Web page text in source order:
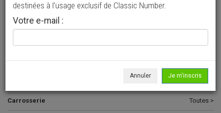
Ajouter une annonce
> Rechercher un véhicule
Tous >
Carrosserie Toutes >
destinées à l’usage exclusif de Classic Number.
Votre e-mail :
Annuler Je m'inscris